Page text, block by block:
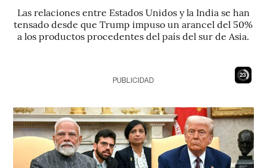
Las relaciones entre Estados Unidos y la India se han
tensado desde que Trump impuso un arancel del 50%
a los productos procedentes del país del sur de Asia.
22
PUBLICIDAD